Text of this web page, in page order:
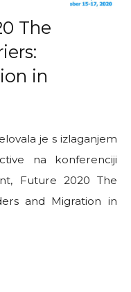
The
in
je s izlaganjem
na konferenciji
Future 2020 The
and Migration in